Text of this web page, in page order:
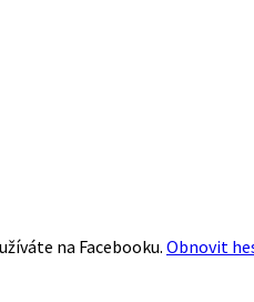
na Facebooku. Obnovit